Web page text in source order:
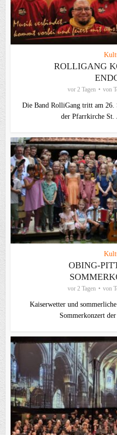
ROLLIGANG
vor 2 Tagen von
Die Band RolliGang tritt am 26.
der Pfarrkirche St.
OBING-
vor 2 Tagen von
Kaiserwetter und
Sommerkonzert